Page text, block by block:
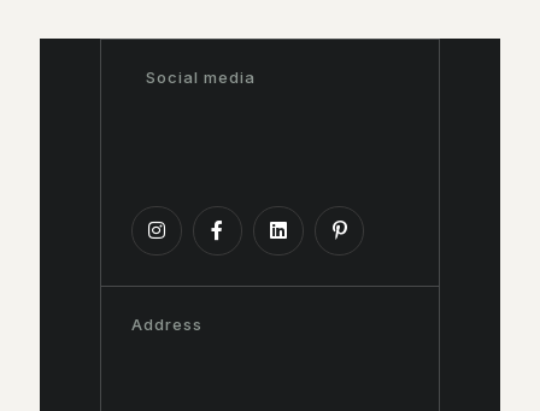
Social media
Address